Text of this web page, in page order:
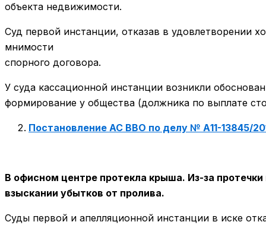
объекта недвижимости.
Суд первой инстанции, отказав в удовлетворении
мнимости
спорного договора.
У суда кассационной инстанции возникли
формирование у общества (должника по выплате
Постановление АС ВВО по делу № А11-13845/
В офисном центре протекла крыша. Из-за
взыскании убытков от пролива.
Суды первой и апелляционной инстанции в иске